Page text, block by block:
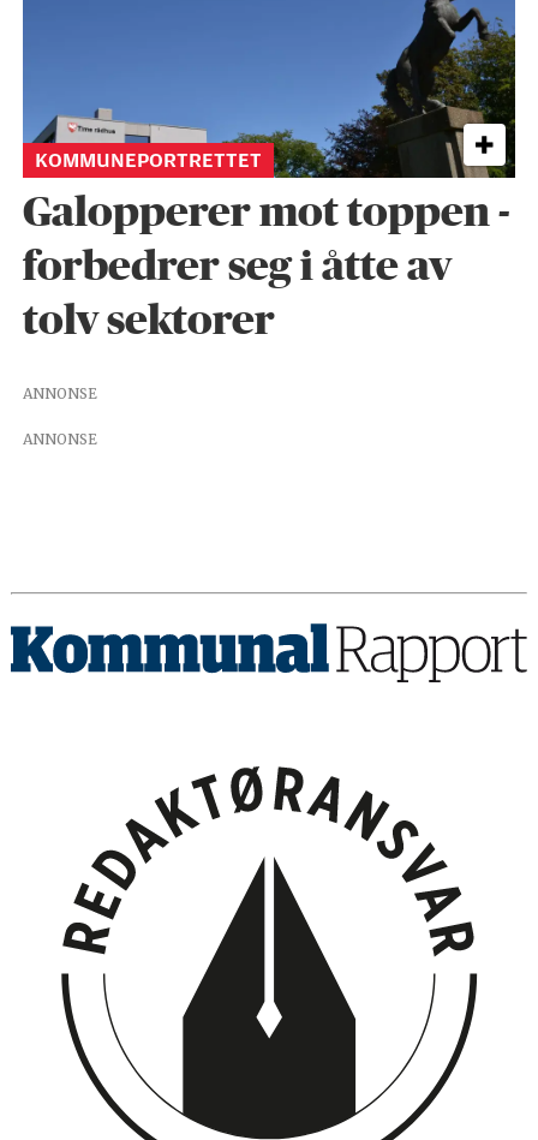
KOMMUNEPORTRETTET
Galopperer mot toppen -
forbedrer seg i åtte av
tolv sektorer
ANNONSE
ANNONSE